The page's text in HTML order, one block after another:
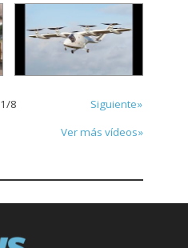
1/8
Siguiente»
Ver más vídeos»